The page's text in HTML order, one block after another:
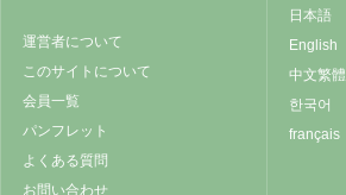
運営者について
このサイトについて
会員一覧
パンフレット
よくある質問
お問い合わせ
日本語
English
中文繁體
한국어
français